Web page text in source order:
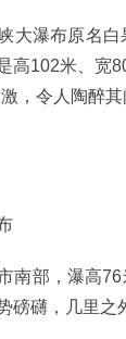
大瀑布原名
高102米、宽
，令人陶醉其
南部，瀑高
磅礴，几里之